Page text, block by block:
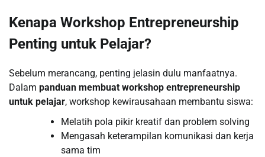
Kenapa Workshop Entrepreneurship
Penting untuk Pelajar?
Sebelum merancang, penting jelasin dulu manfaatnya.
Dalam panduan membuat workshop entrepreneurship
untuk pelajar, workshop kewirausahaan membantu siswa:
Melatih pola pikir kreatif dan problem solving
Mengasah keterampilan komunikasi dan kerja
sama tim